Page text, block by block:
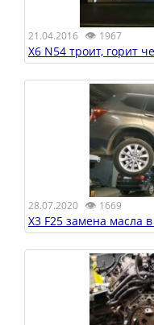
21.04.2016 👁 1967
Х6 N54 троит, горит
28.07.2020 👁 1669
X3 F25 замена масла